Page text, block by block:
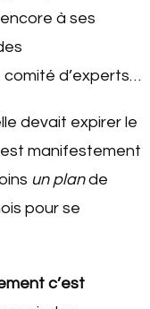
à ses
d’experts…
devait expirer le
manifestement
un plande
pour se
c’est